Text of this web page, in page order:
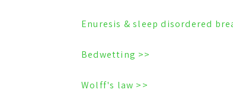
<< Bedwetting
<< Wolff's law